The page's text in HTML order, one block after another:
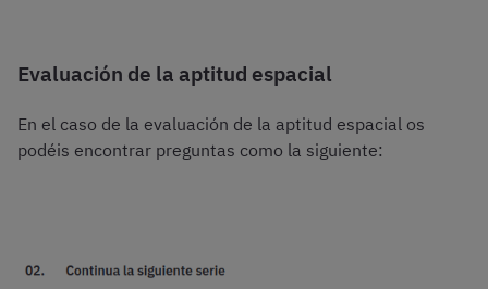
Evaluación de la aptitud espacial
En el caso de la evaluación de la aptitud espacial os
podéis encontrar preguntas como la siguiente: